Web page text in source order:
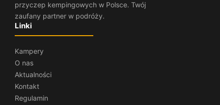
przyczep kempingowych w Polsce. Twój
zaufany partner w podróży.
Linki
Kampery
O nas
Aktualności
Kontakt
Regulamin